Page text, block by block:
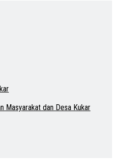
Masyarakat dan Desa Kukar